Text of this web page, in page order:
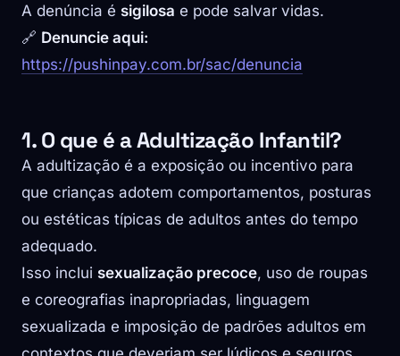
A denúncia é sigilosa e pode salvar vidas.
🔗 Denuncie aqui:
https://pushinpay.com.br/sac/denuncia
1. O que é a Adultização Infantil?
A adultização é a exposição ou incentivo para
que crianças adotem comportamentos, posturas
ou estéticas típicas de adultos antes do tempo
adequado.
Isso inclui sexualização precoce, uso de roupas
e coreografias inapropriadas, linguagem
sexualizada e imposição de padrões adultos em